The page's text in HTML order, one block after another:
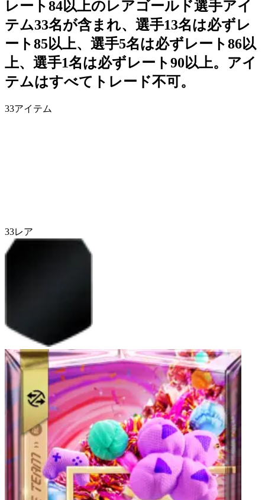
レート84以上のレアゴールド選手アイ
テム33名が含まれ、選手13名は必ずレ
ート85以上、選手5名は必ずレート86以
上、選手1名は必ずレート90以上。アイ
テムはすべてトレード不可。
33アイテム
33レア